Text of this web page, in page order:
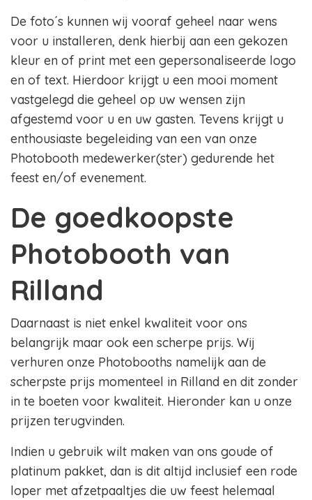
De foto´s kunnen wij vooraf geheel naar wens
voor u installeren, denk hierbij aan een gekozen
kleur en of print met een gepersonaliseerde logo
en of text. Hierdoor krijgt u een mooi moment
vastgelegd die geheel op uw wensen zijn
afgestemd voor u en uw gasten. Tevens krijgt u
enthousiaste begeleiding van een van onze
Photobooth medewerker(ster) gedurende het
feest en/of evenement.
De goedkoopste
Photobooth van
Rilland
Daarnaast is niet enkel kwaliteit voor ons
belangrijk maar ook een scherpe prijs. Wij
verhuren onze Photobooths namelijk aan de
scherpste prijs momenteel in Rilland en dit zonder
in te boeten voor kwaliteit. Hieronder kan u onze
prijzen terugvinden.
Indien u gebruik wilt maken van ons goude of
platinum pakket, dan is dit altijd inclusief een rode
loper met afzetpaaltjes die uw feest helemaal